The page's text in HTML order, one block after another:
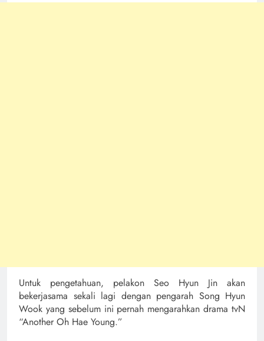
Untuk pengetahuan, pelakon Seo Hyun Jin akan
bekerjasama sekali lagi dengan pengarah Song Hyun
Wook yang sebelum ini pernah mengarahkan drama tvN
“Another Oh Hae Young.”